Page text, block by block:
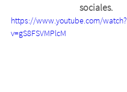
sociales.
https://www.youtube.com/watch?
v=gS8FSVMPlcM